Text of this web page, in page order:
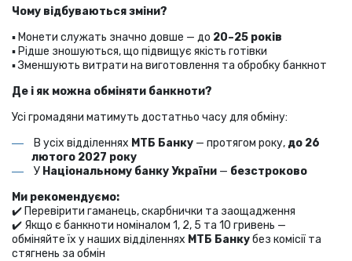
Чому відбуваються зміни?
▪️ Монети служать значно довше — до 20–25 років
▪️ Рідше зношуються, що підвищує якість готівки
▪️ Зменшують витрати на виготовлення та обробку банкнот
Де і як можна обміняти банкноти?
Усі громадяни матимуть достатньо часу для обміну:
В усіх відділеннях МТБ Банку — протягом року, до 26
лютого 2027 року
У Національному банку України — безстроково
Ми рекомендуємо:
✔️ Перевірити гаманець, скарбнички та заощадження
✔️ Якщо є банкноти номіналом 1, 2, 5 та 10 гривень —
обміняйте їх у наших відділеннях МТБ Банкубез комісії та
стягнень за обмін